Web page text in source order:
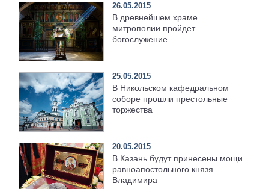
26.05.2015
В древнейшем храме
митрополии пройдет
богослужение
25.05.2015
В Никольском кафедральном
соборе прошли престольные
торжества
20.05.2015
В Казань будут принесены мощи
равноапостольного князя
Владимира